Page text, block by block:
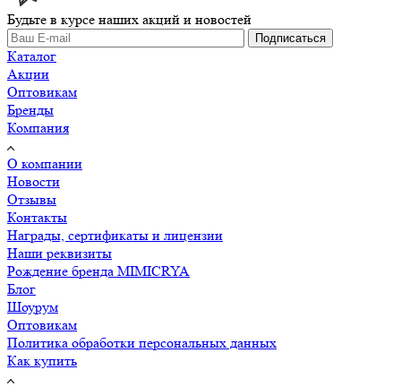
Будьте в курсе наших акций и новостей
Подписаться
Каталог
Акции
Оптовикам
Бренды
Компания
О компании
Новости
Отзывы
Контакты
Награды, сертификаты и лицензии
Наши реквизиты
Рождение бренда MIMICRYA
Блог
Шоурум
Оптовикам
Политика обработки персональных данных
Как купить